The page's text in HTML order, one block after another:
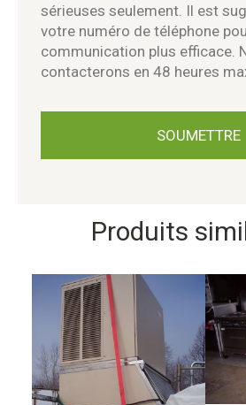
sérieuses seulement. Il est
votre numéro de téléphone
communication plus efficace.
contacterons en 48 heures
Produits